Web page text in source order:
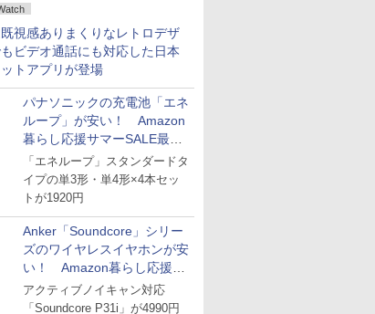
視感ありまくりなレトロデザ
ビデオ通話にも対応した日本
トアプリが登場
パナソニックの充電池「エネ
ループ」が安い！ Amazon
暮らし応援サマーSALE最終
日
「エネループ」スタンダードタ
イプの単3形・単4形×4本セッ
トが1920円
Anker「Soundcore」シリー
ズのワイヤレスイヤホンが安
い！ Amazon暮らし応援サ
マーSALE
アクティブノイキャン対応
「Soundcore P31i」が4990円